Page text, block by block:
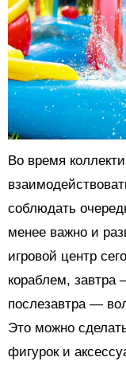
Во время
соблюдать
менее важно и
игровой центр
кораблем, завтра
послезавтра —
Это можно
фигурок и